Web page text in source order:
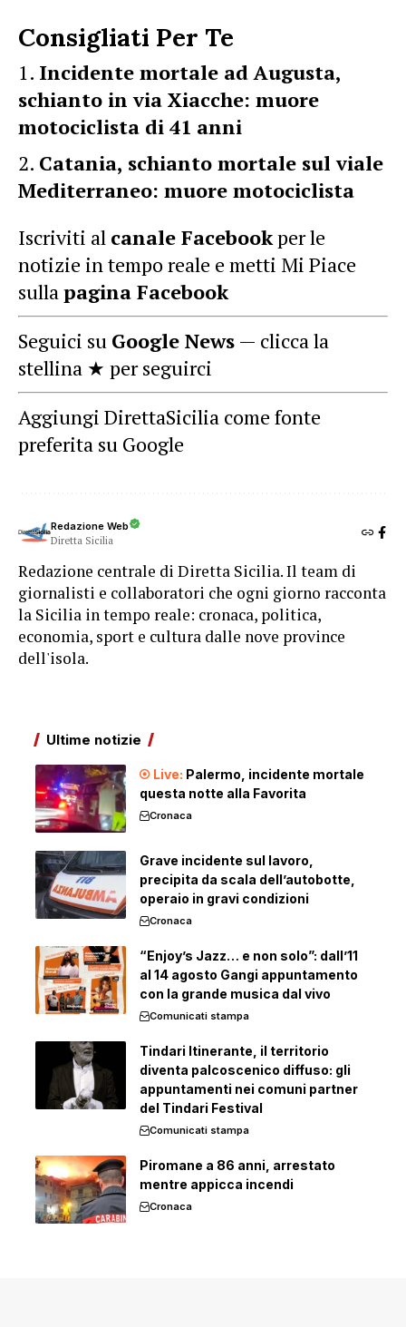
Consigliati Per Te
Incidente mortale ad Augusta,
schianto in via Xiacche: muore
motociclista di 41 anni
Catania, schianto mortale sul viale
Mediterraneo: muore motociclista
Iscriviti al canale Facebookper le
notizie in tempo reale e metti Mi Piace
sullapagina Facebook
Seguici su Google News — clicca la
stellina ★ per seguirci
Aggiungi DirettaSicilia come fonte
preferita su Google
Redazione Web
Diretta Sicilia
Redazione centrale di Diretta Sicilia. Il team di
giornalisti e collaboratori che ogni giorno racconta
la Sicilia in tempo reale: cronaca, politica,
economia, sport e cultura dalle nove province
dell'isola.
Ultime notizie
Palermo, incidente mortale
questa notte alla Favorita
Cronaca
Grave incidente sul lavoro,
precipita da scala dell’autobotte,
operaio in gravi condizioni
Cronaca
“Enjoy’s Jazz… e non solo”: dall’11
al 14 agosto Gangi appuntamento
con la grande musica dal vivo
Comunicati stampa
Tindari Itinerante, il territorio
diventa palcoscenico diffuso: gli
appuntamenti nei comuni partner
del Tindari Festival
Comunicati stampa
Piromane a 86 anni, arrestato
mentre appicca incendi
Cronaca